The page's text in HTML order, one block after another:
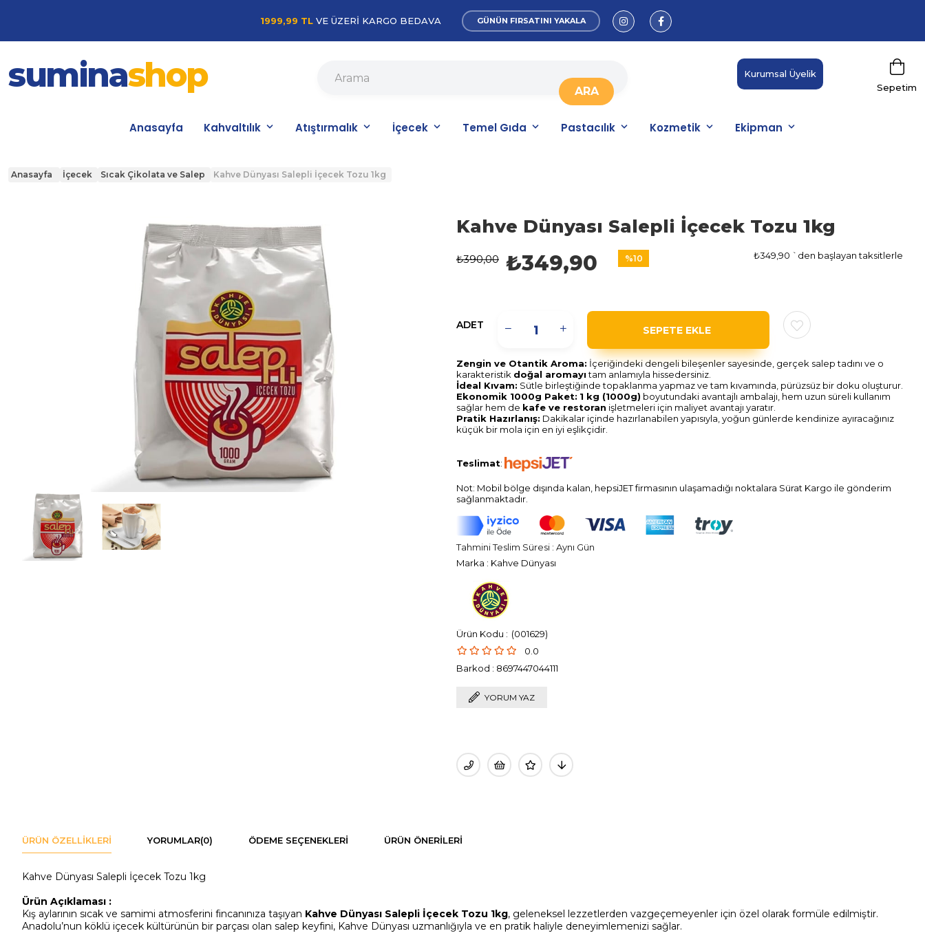
1999,99 TL VE ÜZERİ KARGO BEDAVA GÜNÜN FIRSATINI YAKALA
suminashop Sepetim
Kurumsal Üyelik
Anasayfa Kahvaltılık Atıştırmalık İçecek Temel Gıda Pastacılık Kozmetik Ekipman
Anasayfa İçecek Sıcak Çikolata ve Salep Kahve Dünyası Salepli İçecek Tozu 1kg
Kahve Dünyası Salepli İçecek Tozu 1kg
₺390,00 ₺349,90 %10
₺349,90 `den başlayan taksitlerle
ADET
Zengin ve Otantik Aroma: İçeriğindeki dengeli bileşenler sayesinde, gerçek salep tadını ve o
karakteristik doğal aromayıtam anlamıyla hissedersiniz.
İdeal Kıvam: Sütle birleştiğinde topaklanma yapmaz ve tam kıvamında, pürüzsüz bir doku oluşturur.
Ekonomik 1000g Paket: 1 kg (1000g) boyutundaki avantajlı ambalajı, hem uzun süreli kullanım
sağlar hem de kafe ve restoran işletmeleri için maliyet avantajı yaratır.
Pratik Hazırlanış: Dakikalar içinde hazırlanabilen yapısıyla, yoğun günlerde kendinize ayıracağınız
küçük bir mola için en iyi eşlikçidir.
Teslimat:
Not: Mobil bölge dışında kalan, hepsiJET firmasının ulaşamadığı noktalara Sürat Kargo ile gönderim
sağlanmaktadır.
Tahmini Teslim Süresi : Aynı Gün
Marka : Kahve Dünyası
(001629)
0.0
Barkod : 8697447044111
YORUM YAZ
ÜRÜN ÖZELLIKLERI YORUMLAR(0) ÖDEME SEÇENEKLERI ÜRÜN ÖNERILERI
Kahve Dünyası Salepli İçecek Tozu 1kg
Ürün Açıklaması :
Kış aylarının sıcak ve samimi atmosferini fincanınıza taşıyan Kahve Dünyası Salepli İçecek Tozu 1kg, geleneksel lezzetlerden vazgeçemeyenler için özel olarak formüle edilmiştir.
Anadolu’nun köklü içecek kültürünün bir parçası olan salep keyfini, Kahve Dünyası uzmanlığıyla ve en pratik haliyle deneyimlemenizi sağlar.